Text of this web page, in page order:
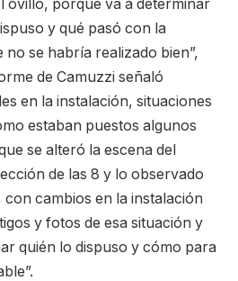
ovillo, porque va a determinar
y qué pasó con la
se habría realizado bien”,
de Camuzzi señaló
en la instalación, situaciones
estaban puestos algunos
se alteró la escena del
de las 8 y lo observado
con cambios en la instalación
y fotos de esa situación y
quién lo dispuso y cómo para